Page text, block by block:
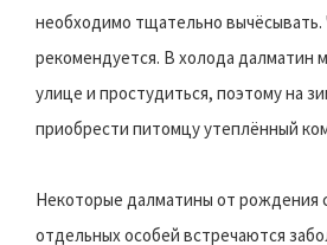
необходимо тщательно вычёсывать.
рекомендуется. В холода далматин
улице и простудиться, поэтому на
приобрести питомцу утеплённый
Некоторые далматины от рождения
отдельных особей встречаются